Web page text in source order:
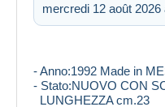
mercredi 12 août 2026
- Anno:1992 Made in
- Stato:NUOVO CON
LUNGHEZZA cm.23